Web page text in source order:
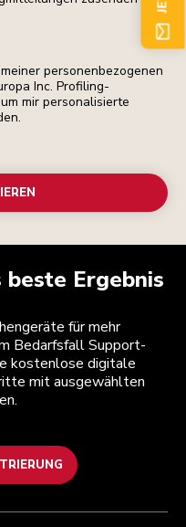
personenbezogenen
Inc. Profiling-
mir personalisierte
Ergebnis
für mehr
Bedarfsfall Support-
kostenlose digitale
mit ausgewählten